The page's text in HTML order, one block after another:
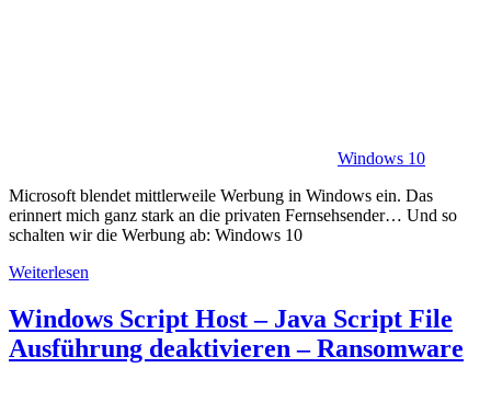
Windows 10
Microsoft blendet mittlerweile Werbung in Windows ein. Das
erinnert mich ganz stark an die privaten Fernsehsender… Und so
schalten wir die Werbung ab: Windows 10
Weiterlesen
Windows Script Host – Java Script File
Ausführung deaktivieren – Ransomware